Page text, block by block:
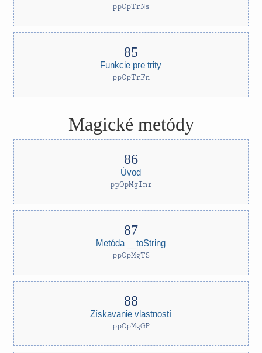
ppOpTrNs
Funkcie pre trity
ppOpTrFn
Magické metódy
Úvod
ppOpMgInr
Metóda __toString
ppOpMgTS
Získavanie vlastností
ppOpMgGP